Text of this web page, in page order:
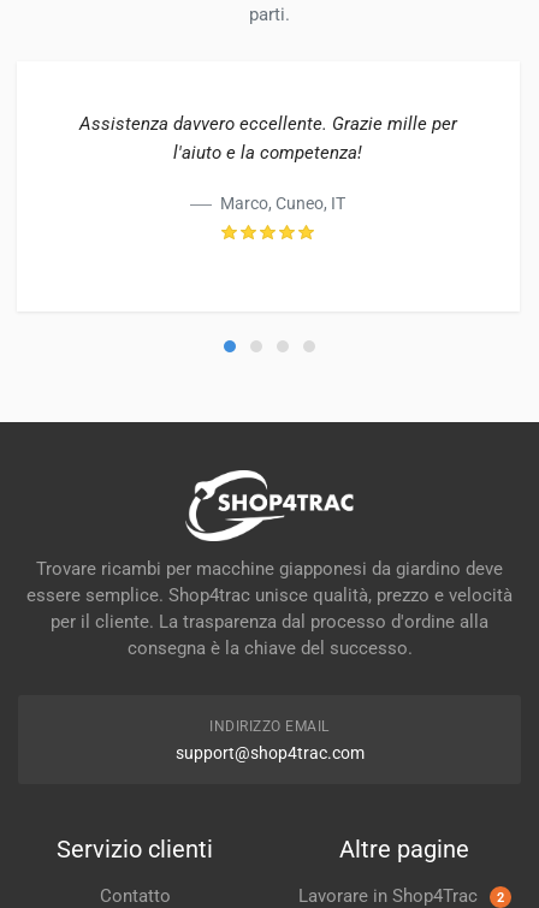
parti.
Assistenza davvero eccellente. Grazie mille per
l'aiuto e la competenza!
Marco, Cuneo, IT
Trovare ricambi per macchine giapponesi da giardino deve
essere semplice. Shop4trac unisce qualità, prezzo e velocità
per il cliente. La trasparenza dal processo d'ordine alla
consegna è la chiave del successo.
INDIRIZZO EMAIL
support@shop4trac.com
Servizio clienti
Contatto
Altre pagine
Lavorare in Shop4Trac 2